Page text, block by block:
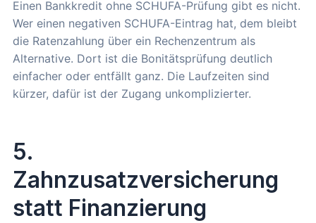
Einen Bankkredit ohne SCHUFA-Prüfung gibt es nicht.
Wer einen negativen SCHUFA-Eintrag hat, dem bleibt
die Ratenzahlung über ein Rechenzentrum als
Alternative. Dort ist die Bonitätsprüfung deutlich
einfacher oder entfällt ganz. Die Laufzeiten sind
kürzer, dafür ist der Zugang unkomplizierter.
5.
Zahnzusatzversicherung
statt Finanzierung